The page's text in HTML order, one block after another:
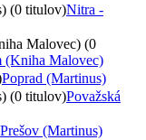
(0 titulov)Nitra -
Malovec) (0
(Kniha Malovec)
Poprad (Martinus)
(0 titulov)Považská
Prešov (Martinus)